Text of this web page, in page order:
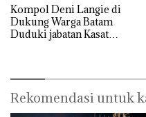
Kompol Deni Langie di
Dukung Warga Batam
Duduki jabatan Kasat
Rekomendasi untuk